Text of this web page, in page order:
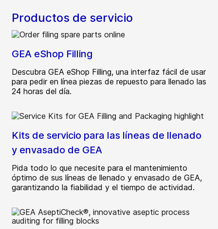
Productos de servicio
GEA eShop Filling
Descubra GEA eShop Filling, una interfaz fácil de usar
para pedir en línea piezas de repuesto para llenado las
24 horas del día.
Kits de servicio para las líneas de llenado
y envasado de GEA
Pida todo lo que necesite para el mantenimiento
óptimo de sus líneas de llenado y envasado de GEA,
garantizando la fiabilidad y el tiempo de actividad.